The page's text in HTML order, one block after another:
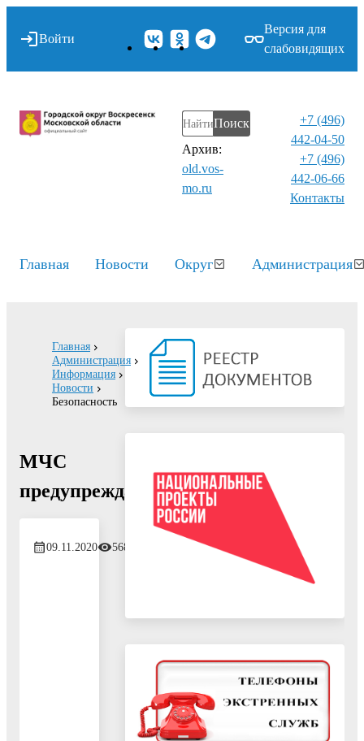
Войти
Версия для
слабовидящих
Поиск
Архив:
old.vos-
mo.ru
+7 (496)
442-04-50
+7 (496)
442-06-66
Контакты⁠
Главная Новости Округ Администрация
Главная
Администрация
Информация
Новости
Безопасность
МЧС
предупреждает
09.11.2020 568